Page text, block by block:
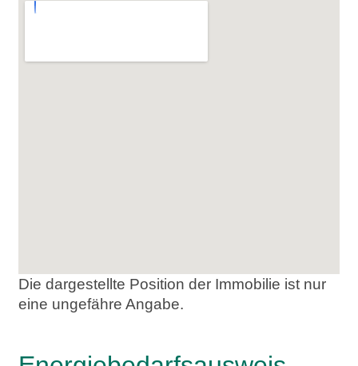
Die dargestellte Position der Immobilie ist nur
eine ungefähre Angabe.